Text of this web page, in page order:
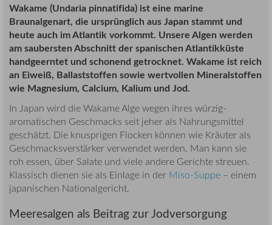
Wakame (Undaria pinnatifida) ist eine marine
Braunalgenart, die ursprünglich aus Japan stammt und
heute auch im Atlantik vorkommt. Unsere Algen werden
am saubersten Abschnitt der spanischen Atlantikküste
handgeerntet und schonend getrocknet. Wakame ist reich
an Eiweiß, Ballaststoffen sowie wertvollen Mineralstoffen
wie Magnesium, Calcium, Kalium und Jod.
In Japan wird die Wakame Alge wegen ihres würzig-
aromatischen Geschmacks seit jeher als Nahrungsmittel
geschätzt. Die knusprigen Flocken können wie Kräuter als
Geschmacksverstärker verwendet werden. Man kann sie
roh essen, über Salate und viele andere Gerichte streuen.
Klassisch dienen sie als Einlage in der Miso-Suppe – einem
japanischen Nationalgericht.
Meeresalgen als Beitrag zur Jodversorgung